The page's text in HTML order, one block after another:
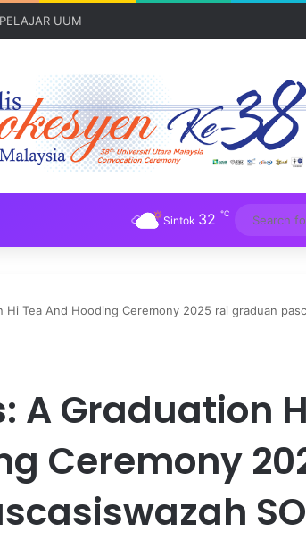
budaya serantau
Sintok 32 ℃
Hi Tea And Hooding Ceremony 2025 rai graduan
A Graduation
Ceremony